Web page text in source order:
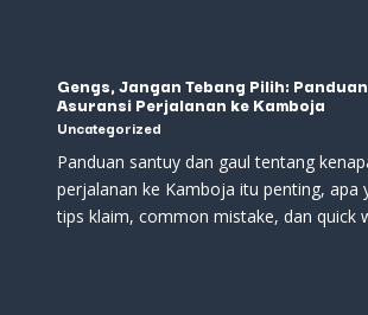
Gengs, Jangan Tebang Pilih:
Asuransi Perjalanan ke Kamboja
Uncategorized
Panduan santuy dan gaul tentang
perjalanan ke Kamboja itu penting, apa
tips klaim, common mistake, dan quick